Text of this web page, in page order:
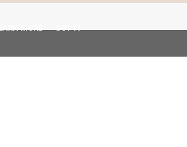
MORE GOT IT